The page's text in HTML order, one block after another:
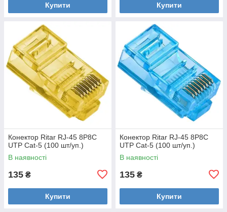
Купити Купити
Конектор Ritar RJ-45 8P8C
UTP Cat-5 (100 шт/уп.)
В наявності
135 ₴
Купити
Конектор Ritar RJ-45 8P8C
UTP Cat-5 (100 шт/уп.)
В наявності
135 ₴
Купити